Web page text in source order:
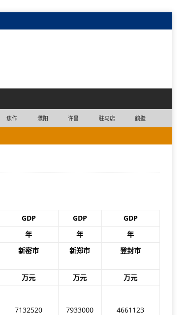
焦作 濮阳 许昌 驻马店 鹤壁
GDP GDP
GDP
年 年
年
新密市 新郑市 登封市
万元 万元 万元
7132520 7933000
4661123